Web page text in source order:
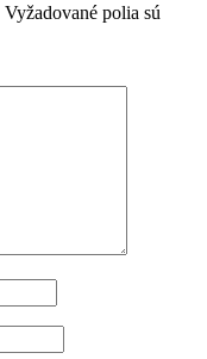
Vyžadované polia sú